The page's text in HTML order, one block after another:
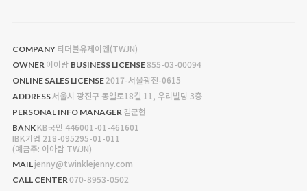
COMPANY 티더블유제이엔(TWJN)
OWNER 이아람 BUSINESS LICENSE855-03-00094
ONLINE SALES LICENSE 2017-서울광진-0615
ADDRESS서울시 광진구 동일로18길 11, 우리빌딩 3층
PERSONAL INFO MANAGER 김균현
BANK KB국민 446001-01-461601
IBK기업 218-095295-01-011
(예금주: 이아람 TWJN)
MAIL jenny@twinklejenny.com
CALL CENTER 070-8953-0502